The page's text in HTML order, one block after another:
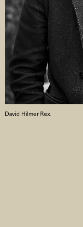
David Hilmer Rex.